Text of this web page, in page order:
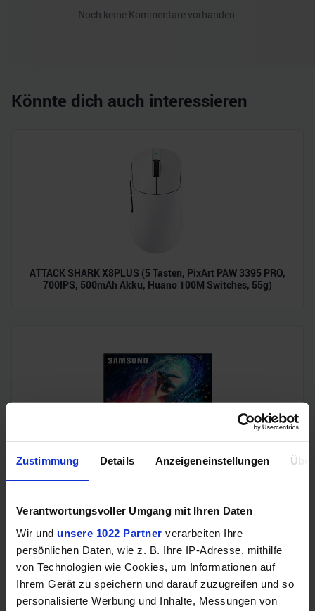
Zustimmung Details Anzeigeneinstellungen
Verantwortungsvoller Umgang mit Ihren Daten
Wir und unsere 1022 Partner verarbeiten Ihre
persönlichen Daten, wie z. B. Ihre IP-Adresse, mithilfe
von Technologien wie Cookies, um Informationen auf
Ihrem Gerät zu speichern und darauf zuzugreifen und so
personalisierte Werbung und Inhalte, Messungen von
Noch keine Kommentare vorhanden.
Könnte dich auch interessieren
ATTACK SHARK X8PLUS (5 Tasten, PixArt PAW 3395 PRO,
700IPS, 500mAh Akku, Huano 100M Switches, 55g)
Samsung Odyssey OLED G6 (240Hz, WQHD, 27", QD-OLED,
FreeSync Premium, 99% DCI-P3)